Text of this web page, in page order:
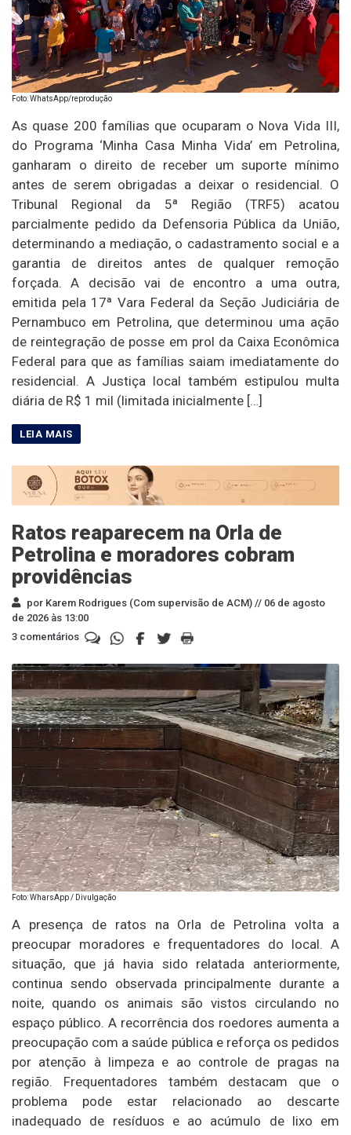
Foto: WhatsApp/reprodução
As quase 200 famílias que ocuparam o Nova Vida III,
do Programa ‘Minha Casa Minha Vida’ em Petrolina,
ganharam o direito de receber um suporte mínimo
antes de serem obrigadas a deixar o residencial. O
Tribunal Regional da 5ª Região (TRF5) acatou
parcialmente pedido da Defensoria Pública da União,
determinando a mediação, o cadastramento social e a
garantia de direitos antes de qualquer remoção
forçada. A decisão vai de encontro a uma outra,
emitida pela 17ª Vara Federal da Seção Judiciária de
Pernambuco em Petrolina, que determinou uma ação
de reintegração de posse em prol da Caixa Econômica
Federal para que as famílias saiam imediatamente do
residencial. A Justiça local também estipulou multa
diária de R$ 1 mil (limitada inicialmente […]
Ratos reaparecem na Orla de
Petrolina e moradores cobram
providências
por Karem Rodrigues (Com supervisão de ACM) // 06 de agosto
de 2026 às 13:00
3 comentários
Foto: WharsApp / Divulgação
A presença de ratos na Orla de Petrolina volta a
preocupar moradores e frequentadores do local. A
situação, que já havia sido relatada anteriormente,
continua sendo observada principalmente durante a
noite, quando os animais são vistos circulando no
espaço público. A recorrência dos roedores aumenta a
preocupação com a saúde pública e reforça os pedidos
por atenção à limpeza e ao controle de pragas na
região. Frequentadores também destacam que o
problema pode estar relacionado ao descarte
inadequado de resíduos e ao acúmulo de lixo em